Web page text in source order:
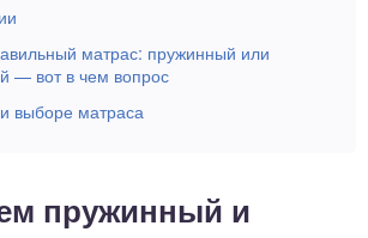
матрас: пружинный или
— вот в чем вопрос
выборе матраса
пружинный и